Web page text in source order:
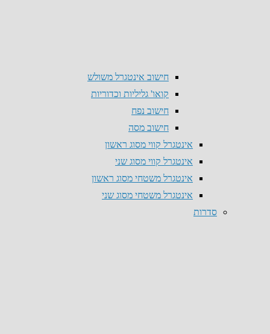
חישוב אינטגרל משולש
קואו' גליליות וכדוריות
חישוב נפח
חישוב מסה
אינטגרל קווי מסוג ראשון
אינטגרל קווי מסוג שני
אינטגרל משטחי מסוג ראשון
אינטגרל משטחי מסוג שני
סדרות